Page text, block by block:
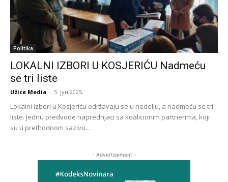
Politika
LOKALNI IZBORI U KOSJERIĆU Nadmeću
se tri liste
Užice Media - 5. јун 2025.
Lokalni izbori u Kosjeriću održavaju se u nedelju, a nadmeću se tri
liste. Jednu predvode naprednjaci sa koalicionim partnerima, koji
su u prethodnom sazivu...
- Advertisement -